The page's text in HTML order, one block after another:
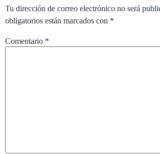
Tu dirección de correo electrónico no será
obligatorios están marcados con *
Comentario *